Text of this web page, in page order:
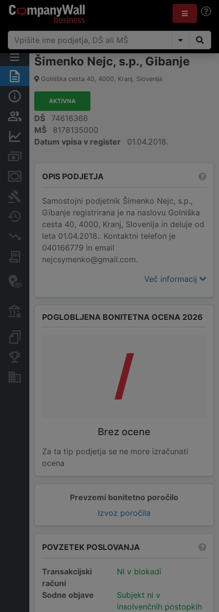
Povzetek
Odgovorne osebe in lastništvo
Zastavne pravice
Sodni postopki
Spremembe
Insolvenčni postopki
Javna naročila
Transakcije iz državnega
proračuna
Šimenko Nejc, s.p., Gibanje
Golniška cesta 40, 4000, Kranj, Slovenija
AKTIVNA
DŠ
74616366
MŠ
8178135000
Datum vpisa v register
01.04.2018.
OPIS PODJETJA
Samostojni podjetnik Šimenko Nejc, s.p.,
Gibanje registrirana je na naslovu Golniška
cesta 40, 4000, Kranj, Slovenija in deluje od
leta 01.04.2018.. Kontaktni telefon je
040166779 in email
nejcsymenko@gmail.com.
Več informacij
Prevzemi bonitetno poročilo
Izvoz poročila
POGLOBLJENA BONITETNA OCENA 2026
/
Brez ocene
Za ta tip podjetja se ne more izračunati
ocena
POVZETEK POSLOVANJA
Transakcijski
računi
Ni v blokadi
Sodne objave
Subjekt ni v
insolvenčnih postopkih